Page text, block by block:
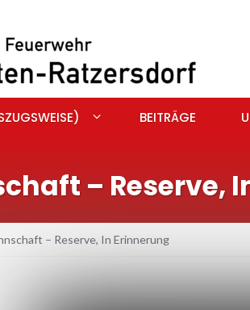
BEITRÄGE
– Reserve,
– Reserve, In Erinnerung